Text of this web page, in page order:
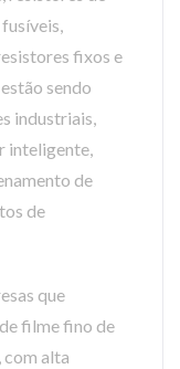
fixos e
sendo
industriais,
inteligente,
de
de
que
filme fino de
com alta